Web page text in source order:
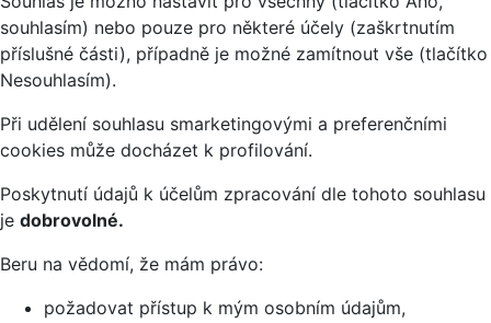
souhlasím) nebo pouze pro některé účely (zaškrtnutím
příslušné části), případně je možné zamítnout vše (tlačítko
Nesouhlasím).
Při udělení souhlasu smarketingovými a preferenčními
cookies může docházet k profilování.
Poskytnutí údajů k účelům zpracování dle tohoto souhlasu
je dobrovolné.
Beru na vědomí, že mám právo:
požadovat přístup k mým osobním údajům,